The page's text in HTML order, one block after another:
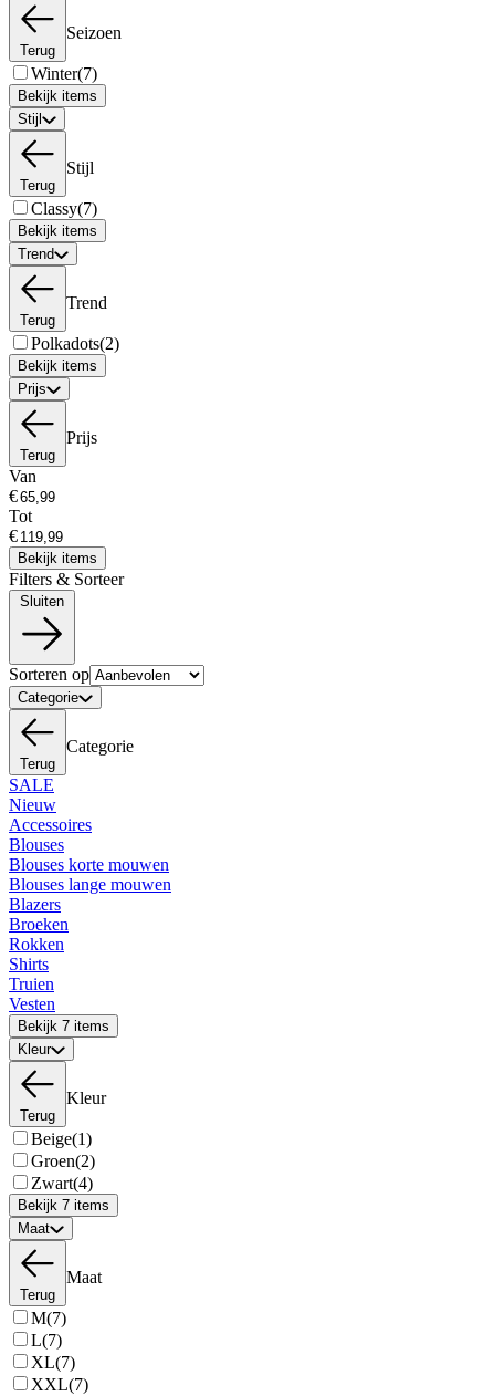
Terug
Seizoen
Winter(7)
Bekijk items
Stijl
Terug
Stijl
Classy(7)
Bekijk items
Trend
Terug
Trend
Polkadots(2)
Bekijk items
Prijs
Terug
Prijs
Van
€
Tot
€
Bekijk items
Filters & Sorteer
Sorteren op
Categorie
Terug
Categorie
SALE
Nieuw
Accessoires
Blouses
Blouses korte mouwen
Blouses lange mouwen
Blazers
Broeken
Rokken
Shirts
Truien
Vesten
Bekijk 7 items
Kleur
Terug
Kleur
Beige(1)
Groen(2)
Zwart(4)
Bekijk 7 items
Maat
Terug
Maat
M(7)
L(7)
XL(7)
XXL(7)